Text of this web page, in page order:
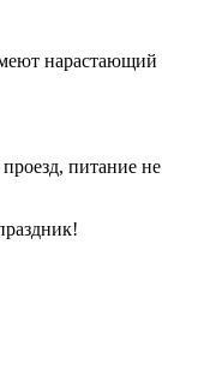
нарастающий
питание не